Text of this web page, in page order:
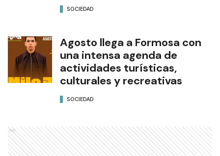
SOCIEDAD
Agosto llega a Formosa con
una intensa agenda de
actividades turísticas,
culturales y recreativas
SOCIEDAD
Ads